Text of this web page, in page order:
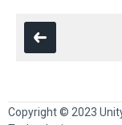
Copyright © 2023